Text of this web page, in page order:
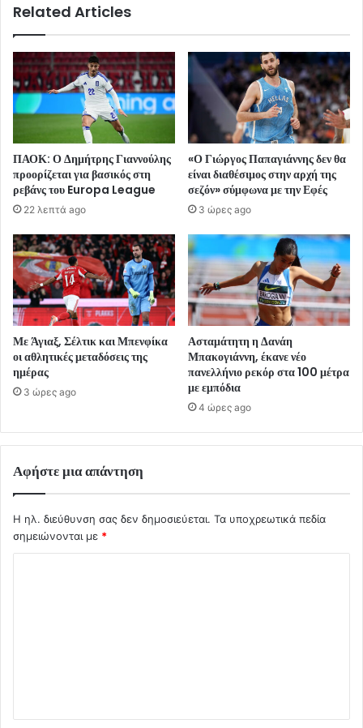
Related Articles
ΠΑΟΚ: Ο Δημήτρης Γιαννούλης
προορίζεται για βασικός στη
ρεβάνς του Europa League
22 λεπτά ago
«Ο Γιώργος Παπαγιάννης δεν θα
είναι διαθέσιμος στην αρχή της
σεζόν» σύμφωνα με την Εφές
3 ώρες ago
Με Άγιαξ, Σέλτικ και Μπενφίκα
οι αθλητικές μεταδόσεις της
ημέρας
3 ώρες ago
Ασταμάτητη η Δανάη
Μπακογιάννη, έκανε νέο
πανελλήνιο ρεκόρ στα 100 μέτρα
με εμπόδια
4 ώρες ago
Αφήστε μια απάντηση
Η ηλ. διεύθυνση σας δεν δημοσιεύεται. Τα υποχρεωτικά πεδία
σημειώνονται με *